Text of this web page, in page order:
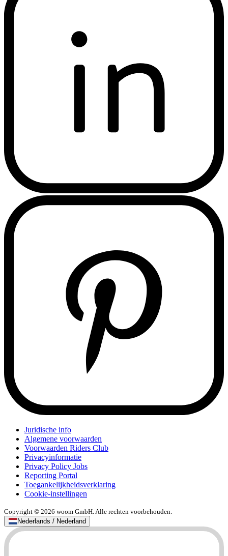
Juridische info
Algemene voorwaarden
Voorwaarden Riders Club
Privacyinformatie
Privacy Policy Jobs
Reporting Portal
Toegankelijkheidsverklaring
Cookie-instellingen
Copyright © 2026 woom GmbH. Alle rechten voorbehouden.
Nederlands / Nederland